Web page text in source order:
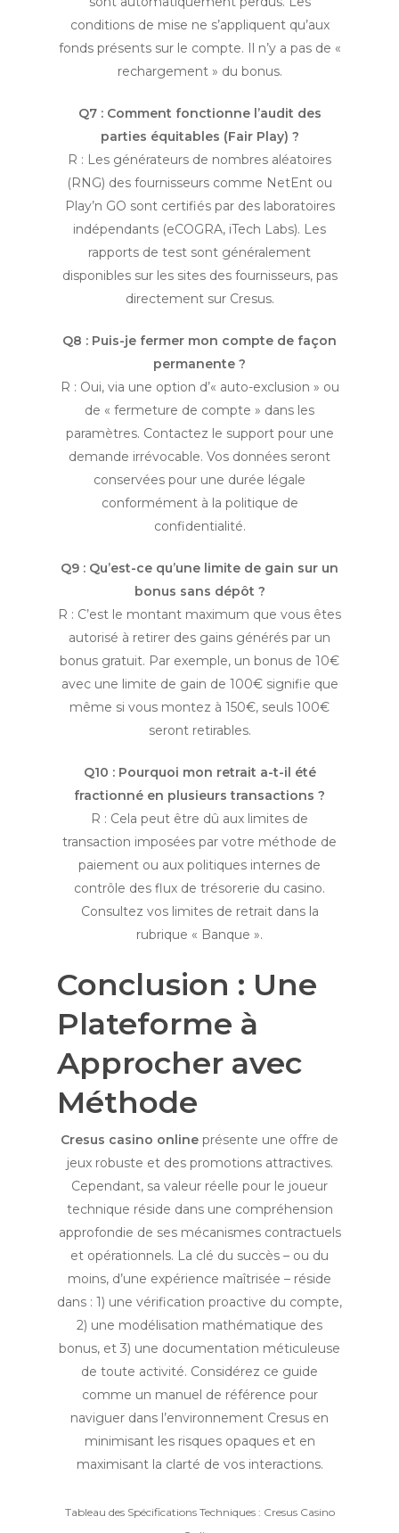
Tableau des Spécifications Techniques : Cresus Casino
conditions de mise ne s’appliquent qu’aux
fonds présents sur le compte. Il n’y a pas de «
rechargement » du bonus.
Q7 : Comment fonctionne l’audit des
parties équitables (Fair Play) ?
R : Les générateurs de nombres aléatoires
(RNG) des fournisseurs comme NetEnt ou
Play’n GO sont certifiés par des laboratoires
indépendants (eCOGRA, iTech Labs). Les
rapports de test sont généralement
disponibles sur les sites des fournisseurs, pas
directement sur Cresus.
Q8 : Puis-je fermer mon compte de façon
permanente ?
R : Oui, via une option d’« auto-exclusion » ou
de « fermeture de compte » dans les
paramètres. Contactez le support pour une
demande irrévocable. Vos données seront
conservées pour une durée légale
conformément à la politique de
confidentialité.
Q9 : Qu’est-ce qu’une limite de gain sur un
bonus sans dépôt ?
R : C’est le montant maximum que vous êtes
autorisé à retirer des gains générés par un
bonus gratuit. Par exemple, un bonus de 10€
avec une limite de gain de 100€ signifie que
même si vous montez à 150€, seuls 100€
seront retirables.
Q10 : Pourquoi mon retrait a-t-il été
fractionné en plusieurs transactions ?
R : Cela peut être dû aux limites de
transaction imposées par votre méthode de
paiement ou aux politiques internes de
contrôle des flux de trésorerie du casino.
Consultez vos limites de retrait dans la
rubrique « Banque ».
Conclusion : Une
Plateforme à
Approcher avec
Méthode
Cresus casino online présente une offre de
jeux robuste et des promotions attractives.
Cependant, sa valeur réelle pour le joueur
technique réside dans une compréhension
approfondie de ses mécanismes contractuels
et opérationnels. La clé du succès – ou du
moins, d’une expérience maîtrisée – réside
dans : 1) une vérification proactive du compte,
2) une modélisation mathématique des
bonus, et 3) une documentation méticuleuse
de toute activité. Considérez ce guide
comme un manuel de référence pour
naviguer dans l’environnement Cresus en
minimisant les risques opaques et en
maximisant la clarté de vos interactions.